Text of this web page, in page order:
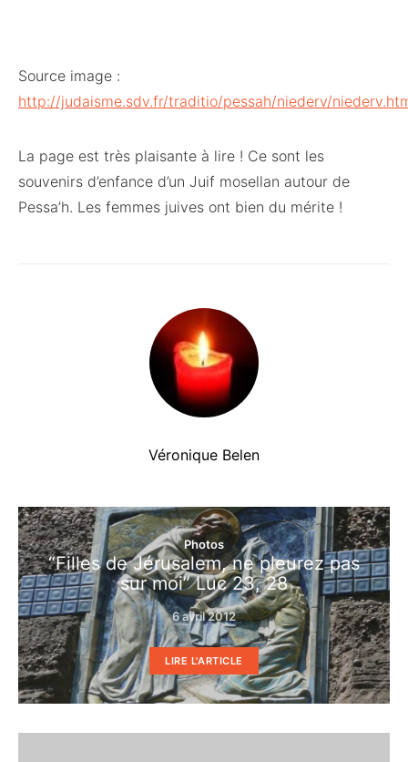
Source image :
http://judaisme.sdv.fr/traditio/pessah/niederv/
La page est très plaisante à lire ! Ce sont les
souvenirs d’enfance d’un Juif mosellan autour de
Pessa’h. Les femmes juives ont bien du mérite !
Véronique Belen
Photos
“Filles de Jérusalem, ne pleurez pas
sur moi” Luc 23, 28
6 avril 2012
LIRE L'ARTICLE